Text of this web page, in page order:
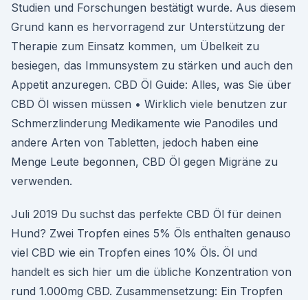
Studien und Forschungen bestätigt wurde. Aus diesem
Grund kann es hervorragend zur Unterstützung der
Therapie zum Einsatz kommen, um Übelkeit zu
besiegen, das Immunsystem zu stärken und auch den
Appetit anzuregen. CBD Öl Guide: Alles, was Sie über
CBD Öl wissen müssen • Wirklich viele benutzen zur
Schmerzlinderung Medikamente wie Panodiles und
andere Arten von Tabletten, jedoch haben eine
Menge Leute begonnen, CBD Öl gegen Migräne zu
verwenden.
Juli 2019 Du suchst das perfekte CBD Öl für deinen
Hund? Zwei Tropfen eines 5% Öls enthalten genauso
viel CBD wie ein Tropfen eines 10% Öls. Öl und
handelt es sich hier um die übliche Konzentration von
rund 1.000mg CBD. Zusammensetzung: Ein Tropfen